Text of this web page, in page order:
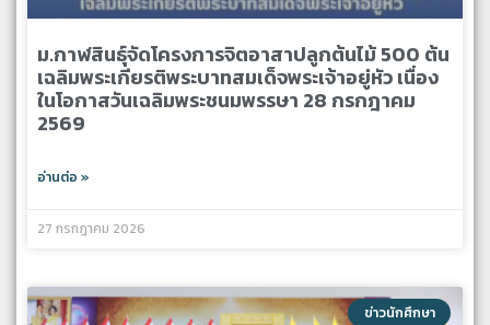
ม.กาฬสินธุ์จัดโครงการจิตอาสาปลูกต้นไม้ 500 ต้น
เฉลิมพระเกียรติพระบาทสมเด็จพระเจ้าอยู่หัว เนื่อง
ในโอกาสวันเฉลิมพระชนมพรรษา 28 กรกฎาคม
2569
อ่านต่อ »
27 กรกฎาคม 2026
ข่าวนักศึกษา